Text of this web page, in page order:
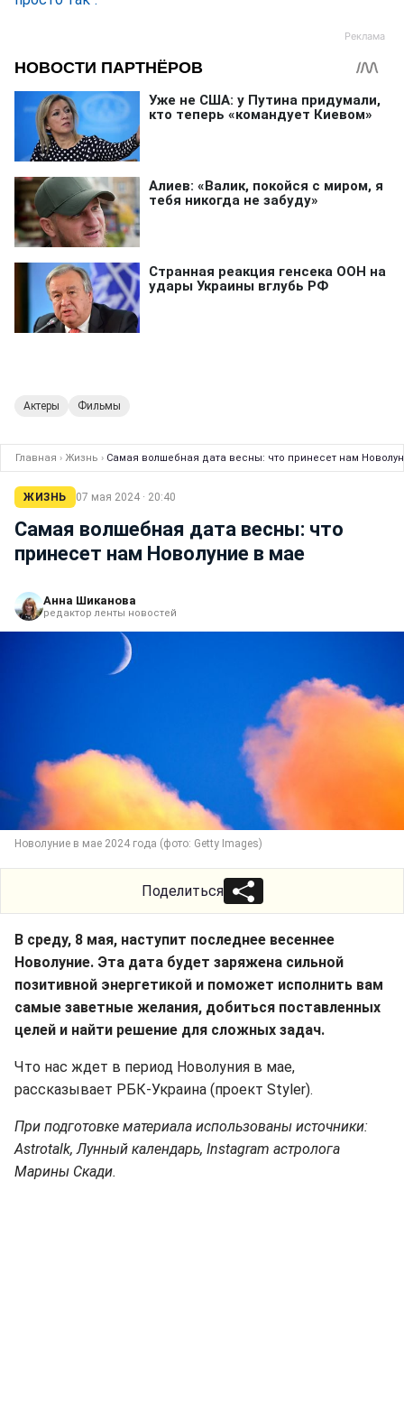
Актеры Фильмы
Главная › Жизнь › Самая волшебная дата весны: что принесет нам
ЖИЗНЬ 07 мая 2024 · 20:40
Самая волшебная дата весны: что
принесет нам Новолуние в мае
Анна Шиканова
редактор ленты новостей
Новолуние в мае 2024 года (фото: Getty Images)
Поделиться
В среду, 8 мая, наступит последнее весеннее
Новолуние. Эта дата будет заряжена сильной
позитивной энергетикой и поможет исполнить вам
самые заветные желания, добиться поставленных
целей и найти решение для сложных задач.
Что нас ждет в период Новолуния в мае,
рассказывает РБК-Украина (проект Styler).
При подготовке материала использованы источники:
Astrotalk, Лунный календарь, Instagram астролога
Марины Скади.